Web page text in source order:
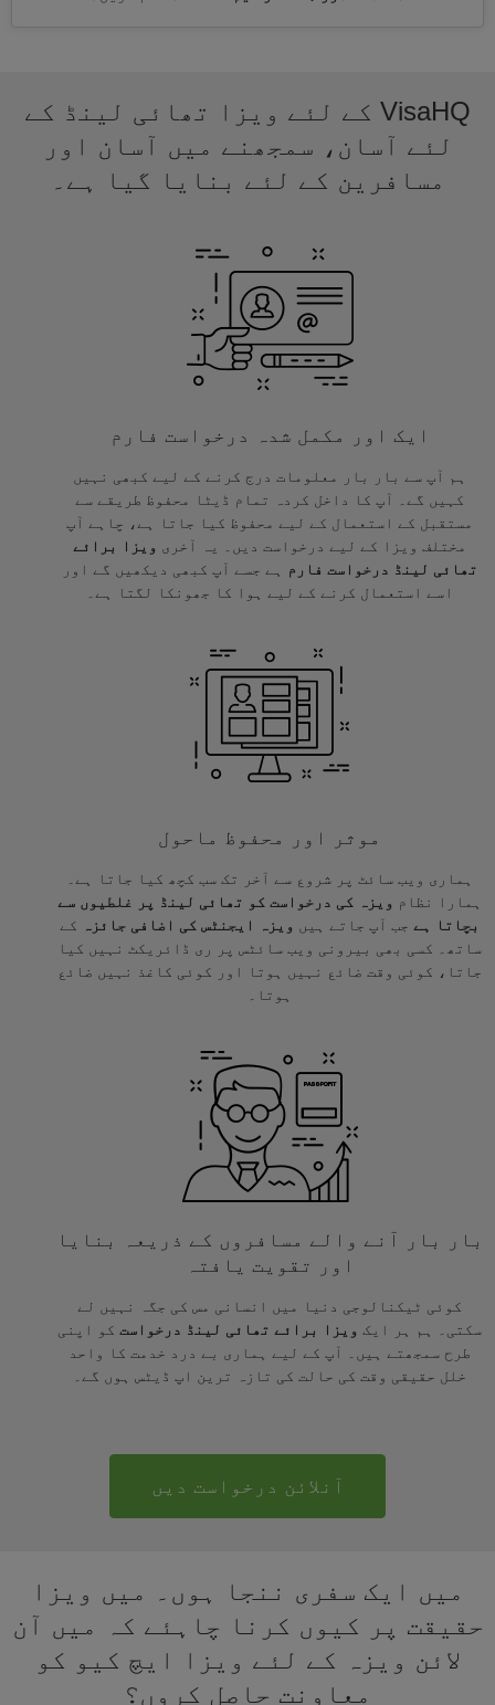
VisaHQ کے لئے ویزا تھائی لینڈ کے
لئے آسان، سمجھنے میں آسان اور
مسافرین کے لئے بنایا گیا ہے۔
ایک اور مکمل شدہ درخواست فارم
ہم آپ سے بار بار معلومات درج کرنے کے لیے کبھی نہیں
کہیں گے۔ آپ کا داخل کردہ تمام ڈیٹا محفوظ طریقے سے
مستقبل کے استعمال کے لیے محفوظ کیا جاتا ہے، چاہے آپ
مختلف ویزا کے لیے درخواست دیں۔ یہ آخری ویزا برائے
تھائی لینڈ درخواست فارم
ہے جسے آپ کبھی دیکھیں گے اور
اسے استعمال کرنے کے لیے ہوا کا جھونکا لگتا ہے۔
موثر اور محفوظ ماحول
ہماری ویب سائٹ پر شروع سے آخر تک سب کچھ کیا جاتا ہے۔
ہمارا نظام ویزہ کی درخواست کو تھائی لینڈ پر غلطیوں سے
بچاتا ہے جب آپ جاتے ہیں ویزہ ایجنٹس کی اضافی جائزہ
کے
ساتھ۔ کسی بھی بیرونی ویب سائٹس پر ری ڈائریکٹ نہیں کیا
جاتا، کوئی وقت ضائع نہیں ہوتا اور کوئی کاغذ نہیں ضائع
ہوتا۔
بار بار آنے والے مسافروں کے ذریعہ بنایا
اور تقویت یافتہ
کوئی ٹیکنالوجی دنیا میں انسانی مس کی جگہ نہیں لے
سکتی۔ ہم ہر ایک ویزا برائے تھائی لینڈ درخواست کو اپنی
طرح سمجھتے ہیں۔ آپ کے لیے ہماری بے درد خدمت کا واحد
خلل حقیقی وقت کی حالت کی تازہ ترین اپ ڈیٹس ہوں گے۔
آنلائن درخواست دیں
میں ایک سفری ننجا ہوں۔ میں ویزا
حقیقت پر کیوں کرنا چاہئے کہ میں آن
لائن ویزہ کے لئے ویزا ایچ کیو کو
معاونت حاصل کروں؟